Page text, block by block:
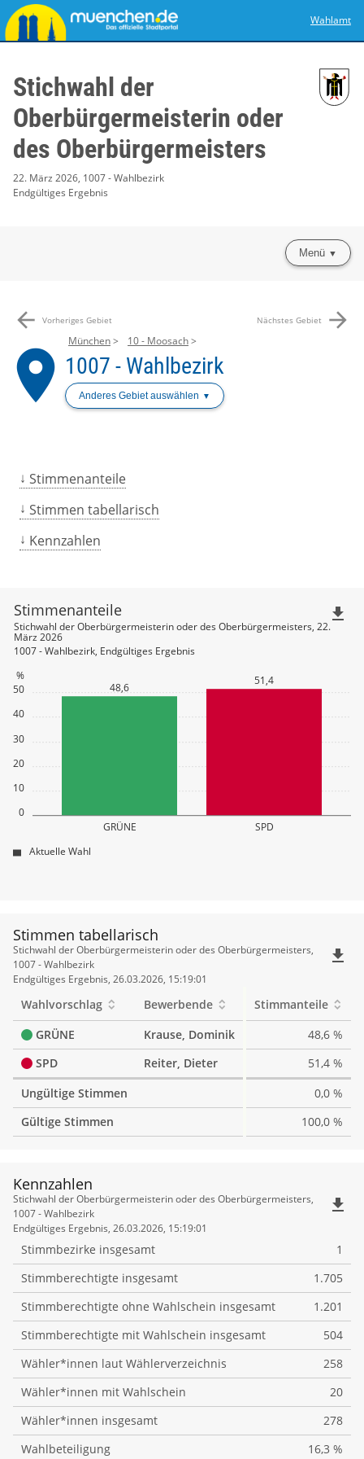
Wahlamt
Stichwahl der
Oberbürgermeisterin oder
des Oberbürgermeisters
22. März 2026, 1007 - Wahlbezirk
Endgültiges Ergebnis
Menü
arrow_back Vorheriges Gebiet Nächstes Gebiet arrow_forward
place
München 10 - Moosach
1007 - Wahlbezirk
Anderes Gebiet auswählen
Stimmenanteile
Stimmen tabellarisch
Kennzahlen
0
10
20
30
40
50
%
GRÜNE SPD
48,6
51,4
Stimmenanteile
Stichwahl der Oberbürgermeisterin oder des Oberbürgermeisters, 22.
März 2026
1007 - Wahlbezirk, Endgültiges Ergebnis
Aktuelle Wahl
file_download
Stimmen tabellarisch
Stimmen
tabellarisch
Stichwahl der Oberbürgermeisterin oder des Oberbürgermeisters,
1007 - Wahlbezirk
Endgültiges Ergebnis, 26.03.2026, 15:19:01
file_download
Wahlvorschlag Bewerbende
Stimmanteile
GRÜNE
Krause, Dominik
48,6 %
SPD
Reiter, Dieter
51,4 %
Ungültige Stimmen
0,0 %
Gültige Stimmen
100,0 %
Kennzahlen
Kennzahlen
Stichwahl der Oberbürgermeisterin oder des Oberbürgermeisters,
1007 - Wahlbezirk
Endgültiges Ergebnis, 26.03.2026, 15:19:01
file_download
Stimmbezirke insgesamt
1
Stimmberechtigte insgesamt
1.705
Stimmberechtigte ohne Wahlschein insgesamt
1.201
Stimmberechtigte mit Wahlschein insgesamt
504
Wähler*innen laut Wählerverzeichnis
258
Wähler*innen mit Wahlschein
20
Wähler*innen insgesamt
278
Wahlbeteiligung
16,3 %